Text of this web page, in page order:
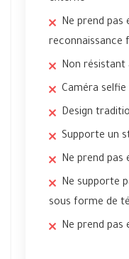
Ne prend pas
reconnaissance
Non résistant
Caméra
Design
Supporte un
Ne prend pas
Ne supporte
sous forme de
Ne prend pas